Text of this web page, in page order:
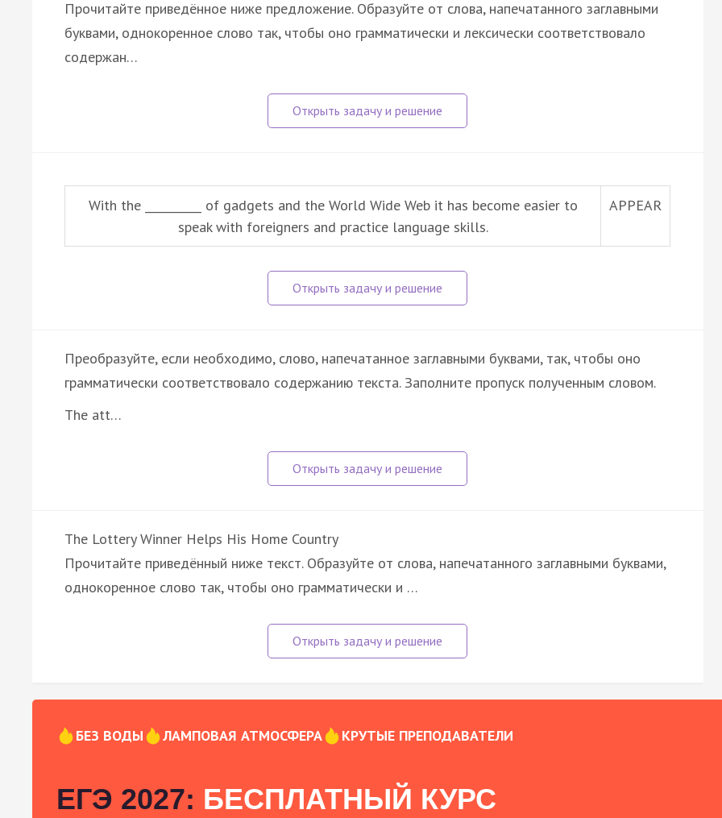
Прочитайте приведённое ниже предложение. Образуйте от слова, напечатанного заглавными
буквами, однокоренное слово так, чтобы оно грамматически и лексически соответствовало
содержан…
With the __________ of gadgets and the World Wide Web it has become easier to
speak with foreigners and practice language skills.
APPEAR
Преобразуйте, если необходимо, слово, напечатанное заглавными буквами, так, чтобы оно
грамматически соответствовало содержанию текста. Заполните пропуск полученным словом.
The att…
The Lottery Winner Helps His Home Country
Прочитайте приведённый ниже текст. Образуйте от слова, напечатанного заглавными буквами,
однокоренное слово так, чтобы оно грамматически и …
БЕЗ ВОДЫ ЛАМПОВАЯ АТМОСФЕРА КРУТЫЕ ПРЕПОДАВАТЕЛИ
ЕГЭ 2027: БЕСПЛАТНЫЙ КУРС